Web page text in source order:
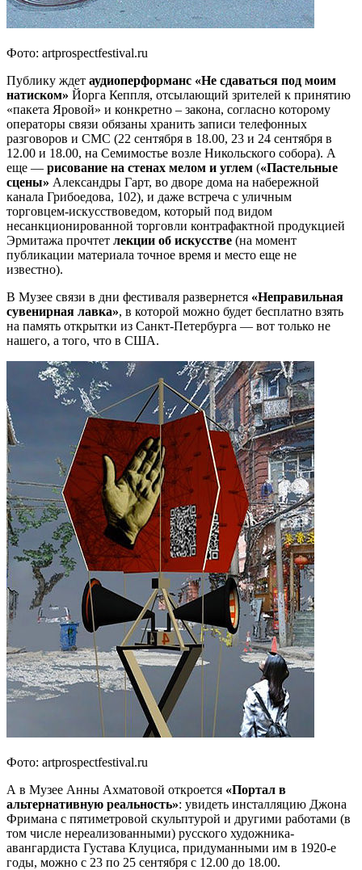
Фото: artprospectfestival.ru
Публику ждет аудиоперформанс «Не сдаваться под моим
натиском» Йорга Кеппля, отсылающий зрителей к принятию
«пакета Яровой» и конкретно – закона, согласно которому
операторы связи обязаны хранить записи телефонных
разговоров и СМС (22 сентября в 18.00, 23 и 24 сентября в
12.00 и 18.00, на Семимостье возле Никольского собора). А
еще — рисование на стенах мелом и углем («Пастельные
сцены» Александры Гарт, во дворе дома на набережной
канала Грибоедова, 102), и даже встреча с уличным
торговцем-искусствоведом, который под видом
несанкционированной торговли контрафактной продукцией
Эрмитажа прочтет лекции об искусстве (на момент
публикации материала точное время и место еще не
известно).
В Музее связи в дни фестиваля развернется «Неправильная
сувенирная лавка», в которой можно будет бесплатно взять
на память открытки из Санкт-Петербурга — вот только не
нашего, а того, что в США.
Фото: artprospectfestival.ru
А в Музее Анны Ахматовой откроется «Портал в
альтернативную реальность»: увидеть инсталляцию Джона
Фримана с пятиметровой скульптурой и другими работами (в
том числе нереализованными) русского художника-
авангардиста Густава Клуциса, придуманными им в 1920-е
годы, можно с 23 по 25 сентября с 12.00 до 18.00.